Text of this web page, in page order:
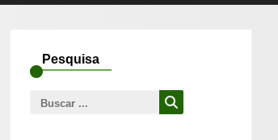
Pesquisa
Busca
para: